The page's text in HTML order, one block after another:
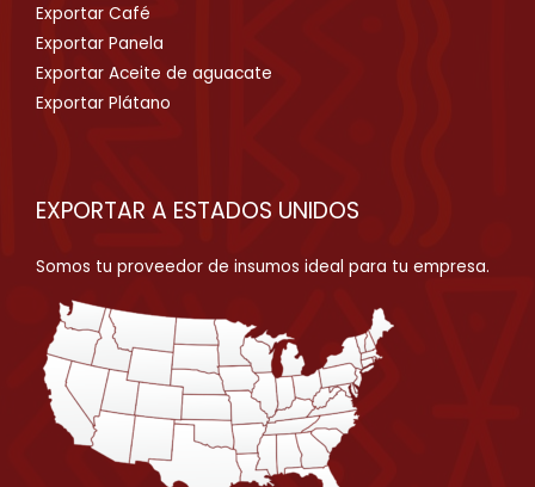
Exportar Café
Exportar Panela
Exportar Aceite de aguacate
Exportar Plátano
EXPORTAR A ESTADOS UNIDOS
Somos tu proveedor de insumos ideal para tu empresa.